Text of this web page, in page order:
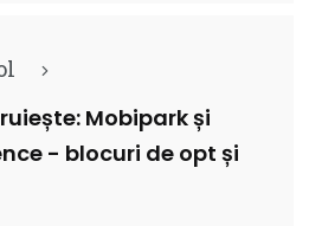
Mobipark și
- blocuri de opt și